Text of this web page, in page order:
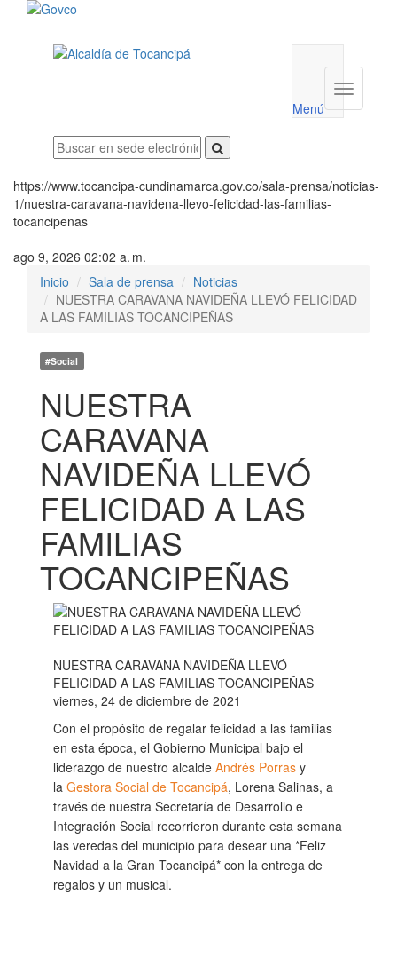
utilidades
Menú
Menú
https://www.tocancipa-cundinamarca.gov.co/sala-prensa/noticias-
1/nuestra-caravana-navidena-llevo-felicidad-las-familias-
tocancipenas
ago 9, 2026 02:02 a. m.
Inicio
Sala de prensa
Noticias
NUESTRA CARAVANA NAVIDEÑA LLEVÓ FELICIDAD
A LAS FAMILIAS TOCANCIPEÑAS
#Social
NUESTRA
CARAVANA
NAVIDEÑA LLEVÓ
FELICIDAD A LAS
FAMILIAS
TOCANCIPEÑAS
NUESTRA CARAVANA NAVIDEÑA LLEVÓ
FELICIDAD A LAS FAMILIAS TOCANCIPEÑAS
viernes, 24 de diciembre de 2021
Con el propósito de regalar felicidad a las familias
en esta época, el Gobierno Municipal bajo el
liderazgo de nuestro alcalde Andrés Porras y
la Gestora Social de Tocancipá, Lorena Salinas, a
través de nuestra Secretaría de Desarrollo e
Integración Social recorrieron durante esta semana
las veredas del municipio para desear una *Feliz
Navidad a la Gran Tocancipá* con la entrega de
regalos y un musical.